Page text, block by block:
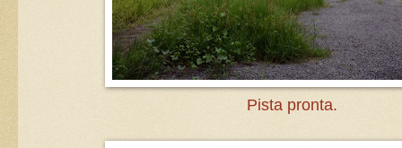
Pista pronta.